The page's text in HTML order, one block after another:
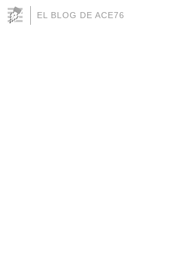
EL BLOG DE ACE76